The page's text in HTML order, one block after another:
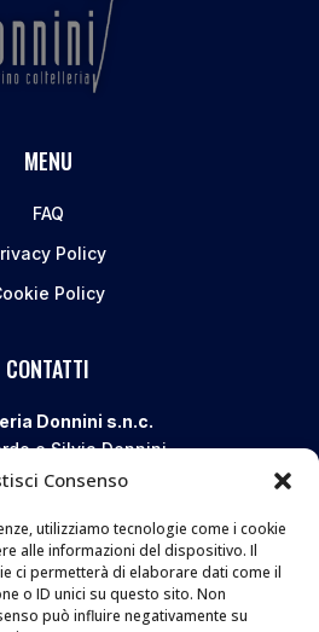
Consenso
utilizziamo tecnologie come i cookie
alle informazioni del dispositivo. Il
ci permetterà di elaborare dati come il
o ID unici su questo sito. Non
può influire negativamente su
MENU
FAQ
Policy
Policy
CONTATTI
Donnini s.n.c.
e Silvia Donnini
70 – 50136 FIRENZE
055 661 438